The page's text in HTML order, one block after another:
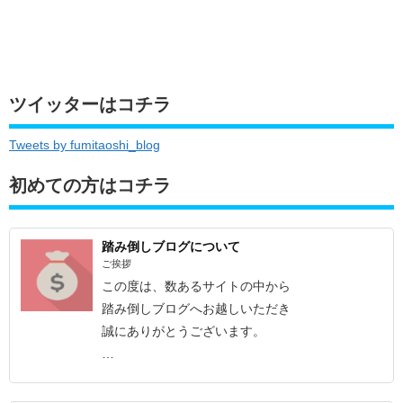
ツイッターはコチラ
Tweets by fumitaoshi_blog
初めての方はコチラ
踏み倒しブログについて
ご挨拶
この度は、数あるサイトの中から
踏み倒しブログへお越しいただき
誠にありがとうございます。